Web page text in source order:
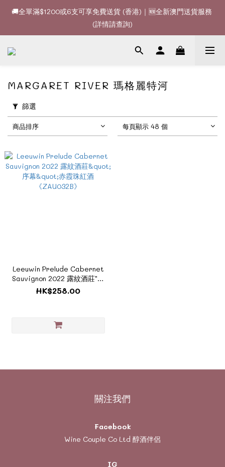
🚚全單滿$1200或6支可享免費送貨 (香港)｜🆕全新澳門送貨服務
(詳情請查詢)
🚚全單滿$1200或6支可享免費送貨 (香港)｜🆕全新澳門送貨服務
(詳情請查詢)
🍷酒款、優惠經常更新，請時刻追蹤我地😊｜🤵👰Wine Couple
🚚全單滿$1200或6支可享免費送貨 (香港)｜🆕全新澳門送貨服務
MARGARET RIVER 瑪格麗特河
篩選
商品排序 每頁顯示 48 個
Leeuwin Prelude Cabernet
Sauvignon 2022 露紋酒莊"序
幕"赤霞珠紅酒《ZAU032B》
HK$258.00
關注我們
Facebook
Wine Couple Co Ltd 醇酒伴侶
IG